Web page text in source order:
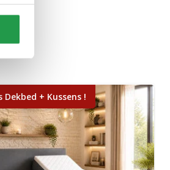
Dekbed + Kussens !